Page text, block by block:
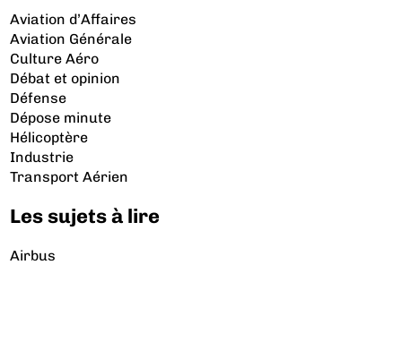
Aviation d’Affaires
Aviation Générale
Culture Aéro
Débat et opinion
Défense
Dépose minute
Hélicoptère
Industrie
Transport Aérien
Les sujets à lire
Airbus